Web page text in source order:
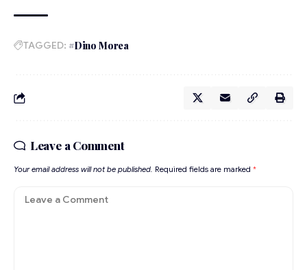
TAGGED: #Dino Morea
Leave a Comment
Your email address will not be published. Required fields are marked *